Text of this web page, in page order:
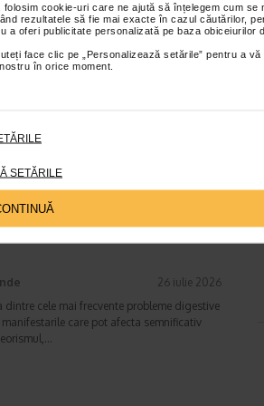
cookie-uri care ne ajută să înțelegem cum se
rezultatele să fie mai exacte în cazul căutărilor,
oferi publicitate personalizată pe baza obiceiurilor
face clic pe „Personalizează setările” pentru a
în orice moment.
SETĂRILE
indica o afectiune si cum o
o cantitate foarte mare de alimente.
cauze, factori declansatori,
26 iulie 2026
cele mai frecvente probleme digestive
care pot afecta semnificativ